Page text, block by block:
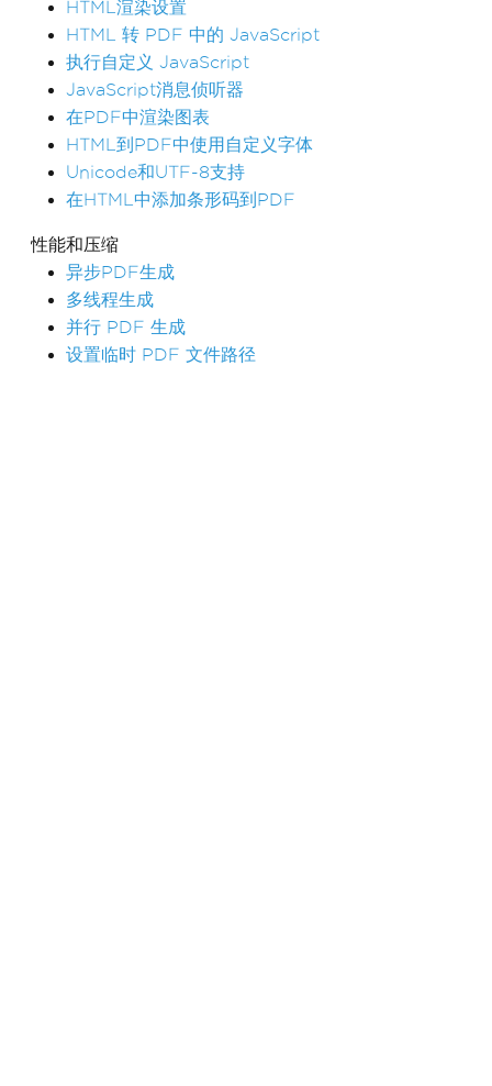
HTML渲染设置
HTML 转 PDF 中的 JavaScript
执行自定义 JavaScript
JavaScript消息侦听器
在PDF中渲染图表
HTML到PDF中使用自定义字体
Unicode和UTF-8支持
在HTML中添加条形码到PDF
性能和压缩
异步PDF生成
多线程生成
并行 PDF 生成
设置临时 PDF 文件路径